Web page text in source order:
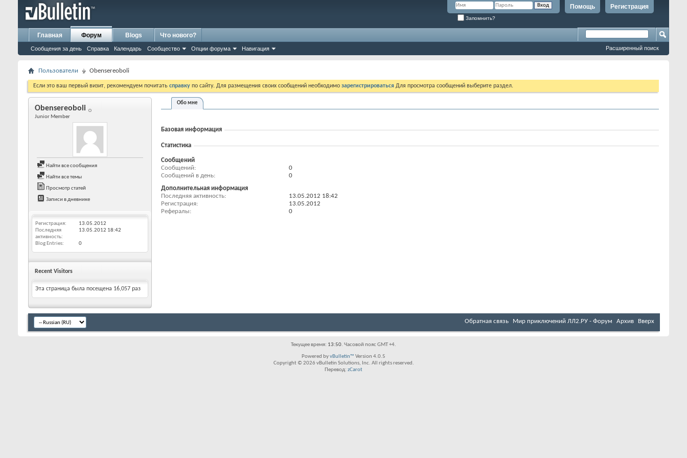
Регистрация
Помощь
Запомнить?
Главная Форум
Сообщения за день Справка Календарь Сообщество Опции форума Навигация
Blogs Что нового?
Расширенный поиск
Пользователи Obensereoboli
Если это ваш первый визит, рекомендуем почитать справку по сайту. Для размещения своих сообщений необходимо зарегистрироваться Для просмотра сообщений выберите раздел.
Obensereoboli
Junior Member
Найти все сообщения
Найти все темы
Просмотр статей
Записи в дневнике
Регистрация
13.05.2012
Последняя
активность
13.05.2012 18:42
Blog Entries 0
Recent Visitors
Эта страница была посещена 16,057 раз
Обо мне
Базовая информация
Статистика
Сообщений
Сообщений
0
Сообщений в день
0
Дополнительная информация
Последняя активность
13.05.2012 18:42
Регистрация
13.05.2012
Рефералы
0
Обратная связь Мир приключений ЛЛ2.РУ - Форум Архив Вверх
Текущее время: 13:50. Часовой пояс GMT +4.
Powered byvBulletin™ Version 4.0.5
Copyright © 2026 vBulletin Solutions, Inc. All rights reserved.
Перевод: zCarot